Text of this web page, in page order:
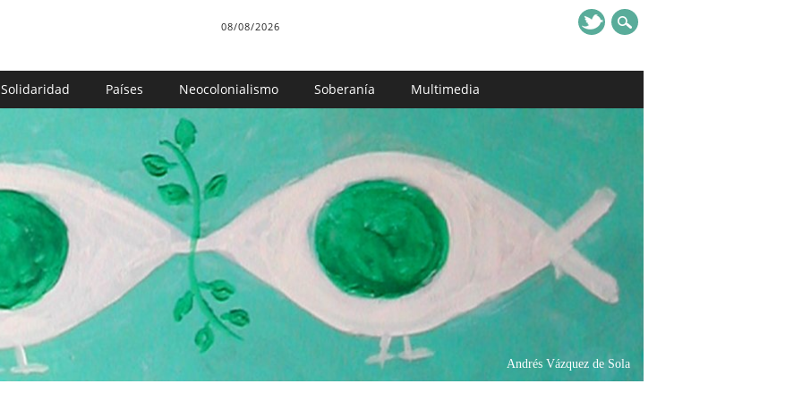
08/08/2026
Solidaridad Países Neocolonialismo Soberanía Multimedia
Andrés Vázquez de Sola